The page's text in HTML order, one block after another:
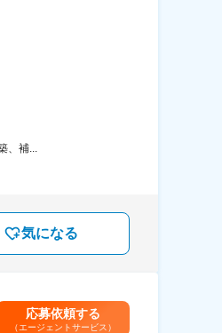
、補...
気になる
応募依頼する
（エージェントサービス）